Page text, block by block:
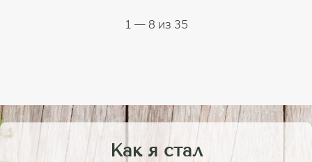
1 — 8 из 35
Как я стал